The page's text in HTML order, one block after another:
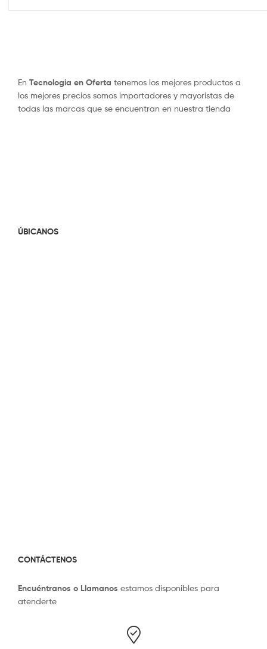
En Tecnologia en Oferta tenemos los mejores productos a
los mejores precios somos importadores y mayoristas de
todas las marcas que se encuentran en nuestra tienda
ÚBICANOS
CONTÁCTENOS
Encuéntranos o Llamanos estamos disponibles para
atenderte